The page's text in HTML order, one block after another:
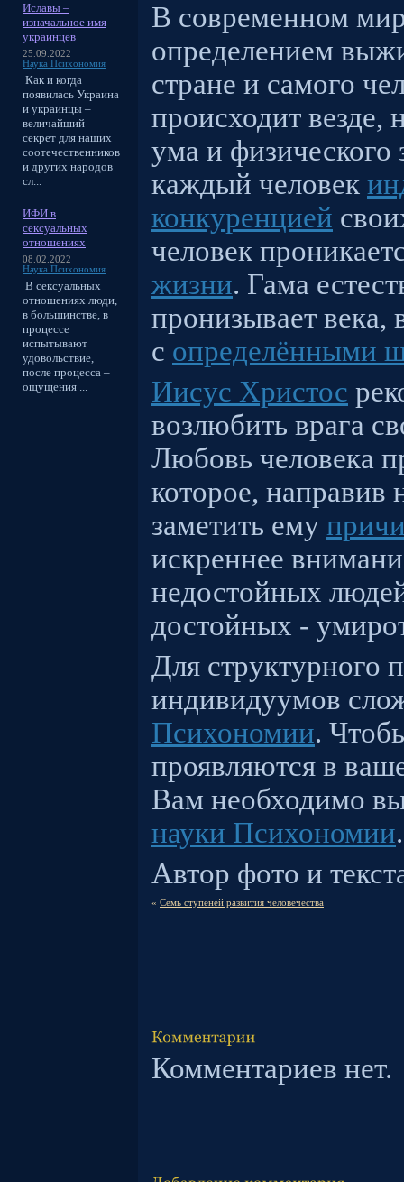
Иславы –
изначальное имя
украинцев
25.09.2022
Наука Психономия
Как и когда
появилась Украина
и украинцы –
величайший
секрет для наших
соотечественников
и других народов
сл...
ИФИ в
сексуальных
отношениях
08.02.2022
Наука Психономия
В сексуальных
отношениях люди,
в большинстве, в
процессе
испытывают
удовольствие,
после процесса –
ощущения ...
В современном
определением
стране и самого
происходит везде,
ума и
каждый человек
конкуренцией
человек
жизни. Гама
пронизывает
с определёнными
Иисус Христос
возлюбить врага
Любовь человека
которое,
заметить ему
искреннее
недостойных
достойных -
Для структурного
индивидуумов
Психономии.
проявляются в
Вам необходимо
науки Психономии.
Автор фото и
« Семь ступеней развития человечества
Комментариев нет.